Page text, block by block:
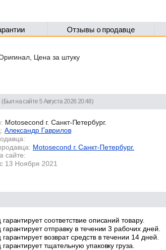
Отзывы о продавце
Цена за штуку
(Был на сайте 5 Августа 2026 20:48)
Motosecond г. Санкт-Петербург.
Александр Гаврилов
Motosecond г. Санкт-Петербург.
сайте:
13 Ноября 2021
соответствие описаний товару.
отправку в течении 3 рабочих дней.
возврат средств в течении 14 дней.
тщательную упаковку груза.